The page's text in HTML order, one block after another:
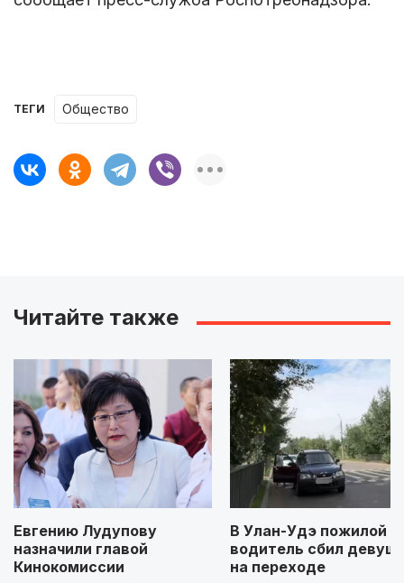
ТЕГИ Общество
Читайте также
Евгению Лудупову
назначили главой
Кинокомиссии
В Улан-Удэ пожилой
водитель сбил
на переходе